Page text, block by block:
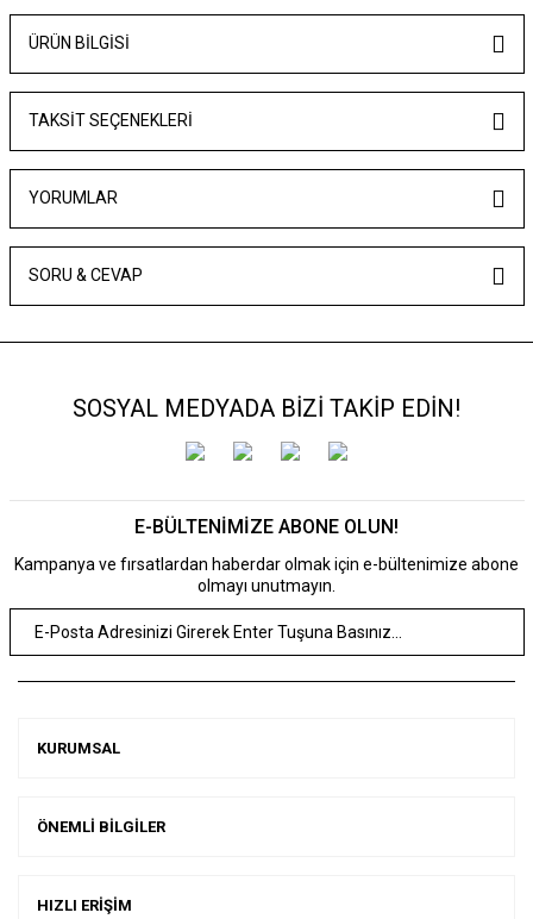
ÜRÜN BILGISI
TAKSIT SEÇENEKLERI
YORUMLAR
SORU & CEVAP
SOSYAL MEDYADA BİZİ TAKİP EDİN!
E-BÜLTENİMİZE ABONE OLUN!
Kampanya ve fırsatlardan haberdar olmak için e-bültenimize abone
olmayı unutmayın.
KURUMSAL
ÖNEMLİ BİLGİLER
HIZLI ERİŞİM